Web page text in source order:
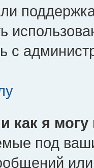
с
как я
под